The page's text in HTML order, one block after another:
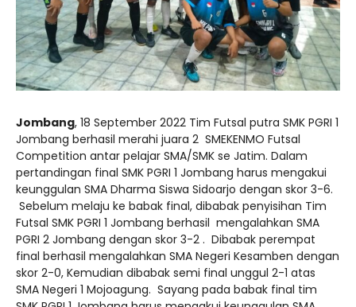
Jombang, 18 September 2022 Tim Futsal putra SMK PGRI 1
Jombang berhasil merahi juara 2 SMEKENMO Futsal
Competition antar pelajar SMA/SMK se Jatim. Dalam
pertandingan final SMK PGRI 1 Jombang harus mengakui
keunggulan SMA Dharma Siswa Sidoarjo dengan skor 3-6.
Sebelum melaju ke babak final, dibabak penyisihan Tim
Futsal SMK PGRI 1 Jombang berhasil mengalahkan SMA
PGRI 2 Jombang dengan skor 3-2 . Dibabak perempat
final berhasil mengalahkan SMA Negeri Kesamben dengan
skor 2-0, Kemudian dibabak semi final unggul 2-1 atas
SMA Negeri 1 Mojoagung. Sayang pada babak final tim